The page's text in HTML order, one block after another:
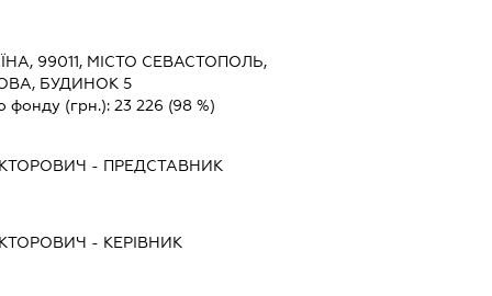
99011, МІСТО СЕВАСТОПОЛЬ,
БУДИНОК 5
фонду (грн.):23 226 (98 %)
- ПРЕДСТАВНИК
- КЕРІВНИК